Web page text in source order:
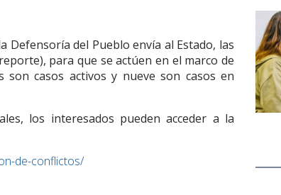
Defensoría del Pueblo envía al Estado, las
para que se actúen en el marco de
son casos activos y nueve son casos en
los interesados pueden acceder a la
de-conflictos/